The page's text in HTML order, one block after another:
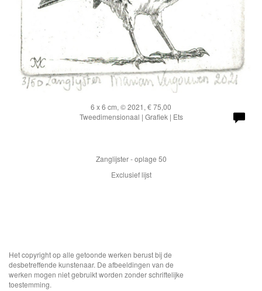
6 x 6 cm, © 2021, € 75,00
Tweedimensionaal | Grafiek | Ets
Zanglijster - oplage 50
Exclusief lijst
Het copyright op alle getoonde werken berust bij de
desbetreffende kunstenaar. De afbeeldingen van de
werken mogen niet gebruikt worden zonder schriftelijke
toestemming.